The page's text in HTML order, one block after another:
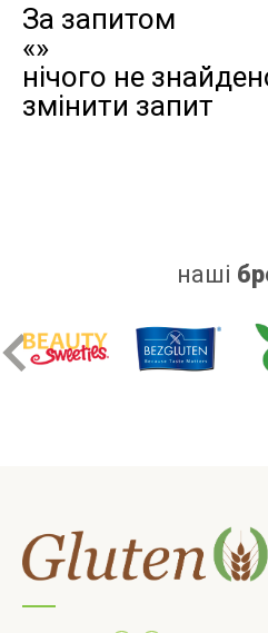
яєць
дріжджів
За запитом
«»
нічого не
змінити запит
наші